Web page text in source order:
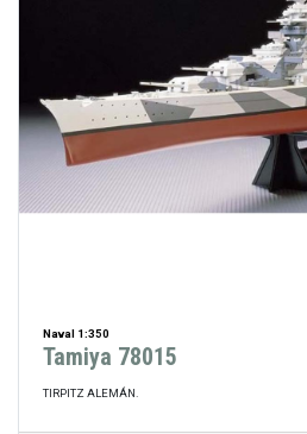
Naval 1:350
Tamiya 78015
TIRPITZ ALEMÁN.